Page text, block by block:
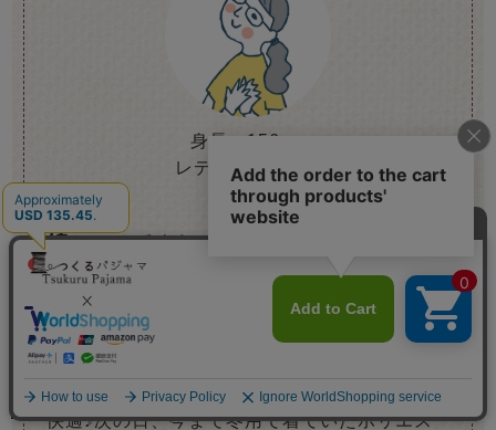
メニュー
身長 156cm
レディースM着用
VOICE
綿100%でムレずに朝まで快適
もともと寝具店で働いていたので、パジャマを
たくさん持っていますが、これが一番温かいパ
ジャマになりました！秋口の気温が10度以上あ
って暑すぎるかなと思っても、蒸れないせいか
快適♪次の日、今まで冬用で着ていたポリエス